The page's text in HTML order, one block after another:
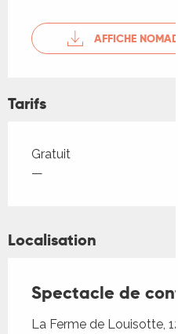
AFFICHE
Tarifs
Tarifs 2026
Gratuit
—
Localisation
Spectacle de
La Ferme de Louisotte,